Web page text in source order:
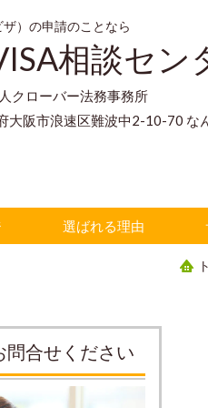
）の申請のことなら
相談セン
クローバー法務事務所
大阪市浪速区難波中2-10-70 な
選ばれる理由
問合せください